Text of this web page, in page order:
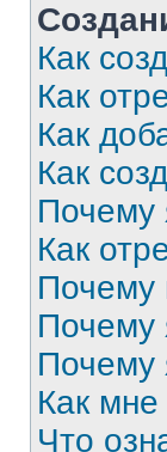
Как
Как
Как
Как
Почему
Как
Почему
Почему
Почему
Как
Что